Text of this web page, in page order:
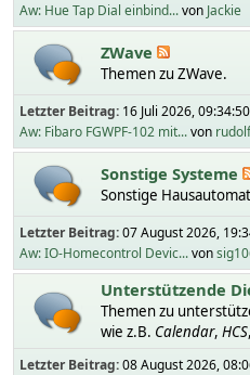
Aw: Hue Tap Dial einbind...von Jackie
ZWave
Themen zu ZWave.
Letzter Beitrag: 16 Juli 2026, 09:34:50
Aw: Fibaro FGWPF-102 mit...von
Sonstige Systeme
Sonstige
Letzter Beitrag:07 August 2026,
Aw: IO-Homecontrol Devic...von
Unterstützende
Themen zu
wie z.B. Calendar, HCS,
Letzter Beitrag:08 August 2026,